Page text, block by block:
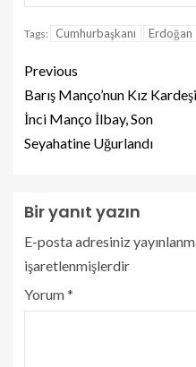
Tags: Cumhurbaşkanı Erdoğan
Previous
Barış Manço’nun Kız Kardeşi
İnci Manço İlbay, Son
Seyahatine Uğurlandı
Bir yanıt yazın
E-posta adresiniz
işaretlenmişlerdir
Yorum*